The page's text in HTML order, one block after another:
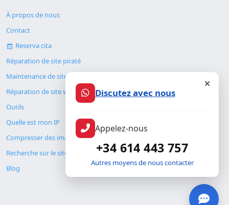
À propos de nous
Contact
Reserva cita
Réparation de site piraté
Maintenance de site web
Réparation de site web
Outils
Quelle est mon IP
Compresser des images
Recherche sur le site
Blog
Discutez avec nous
Appelez-nous
+34 614 443 757
Autres moyens de nous contacter